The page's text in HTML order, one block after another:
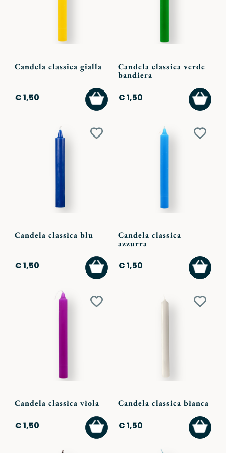
Candela classica gialla
€ 1,50
AGGIUNGI
AL
CARRELLO
Candela classica verde
bandiera
€ 1,50
AL
Aggiungi
Candela classica blu
€ 1,50
AGGIUNGI
AL
CARRELLO
Candela classica
azzurra
€ 1,50
AL
Aggiungi
Candela classica viola
€ 1,50
AGGIUNGI
AL
CARRELLO
Candela classica bianca
€ 1,50
AL